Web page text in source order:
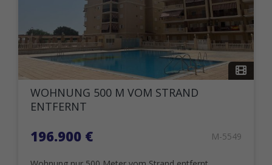
WOHNUNG 500 M VOM STRAND
ENTFERNT
196.900 € M-5549